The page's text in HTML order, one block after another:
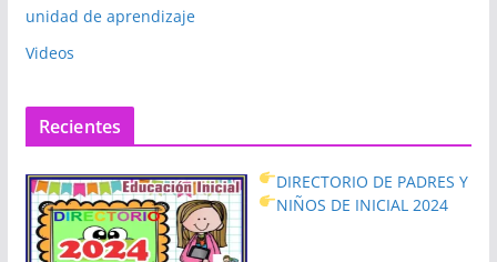
unidad de aprendizaje
Videos
Recientes
DIRECTORIO DE PADRES Y
NIÑOS DE INICIAL 2024